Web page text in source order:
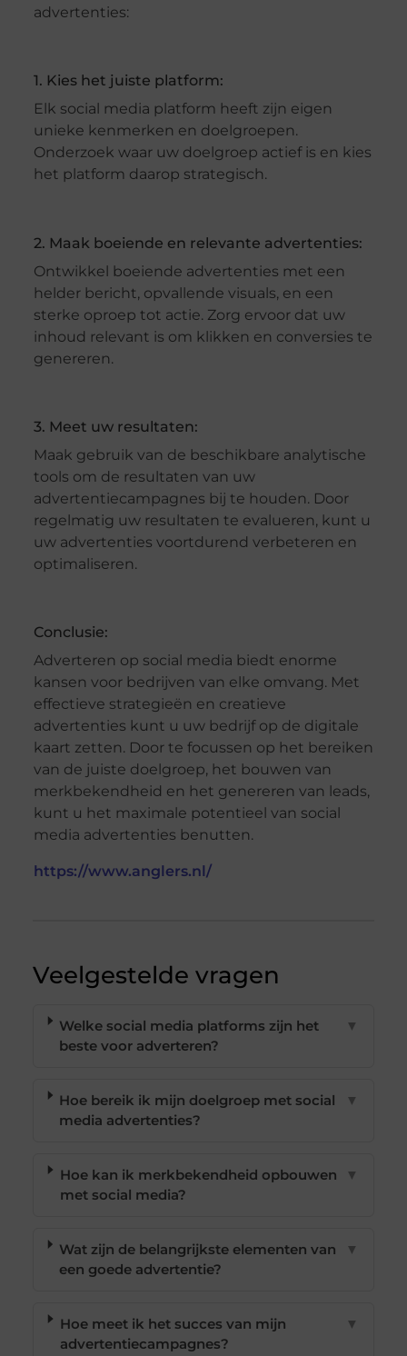
advertenties:
1. Kies het juiste platform:
Elk social media platform heeft zijn eigen
unieke kenmerken en doelgroepen.
Onderzoek waar uw doelgroep actief is en kies
het platform daarop strategisch.
2. Maak boeiende en relevante advertenties:
Ontwikkel boeiende advertenties met een
helder bericht, opvallende visuals, en een
sterke oproep tot actie. Zorg ervoor dat uw
inhoud relevant is om klikken en conversies te
genereren.
3. Meet uw resultaten:
Maak gebruik van de beschikbare analytische
tools om de resultaten van uw
advertentiecampagnes bij te houden. Door
regelmatig uw resultaten te evalueren, kunt u
uw advertenties voortdurend verbeteren en
optimaliseren.
Conclusie:
Adverteren op social media biedt enorme
kansen voor bedrijven van elke omvang. Met
effectieve strategieën en creatieve
advertenties kunt u uw bedrijf op de digitale
kaart zetten. Door te focussen op het bereiken
van de juiste doelgroep, het bouwen van
merkbekendheid en het genereren van leads,
kunt u het maximale potentieel van social
media advertenties benutten.
https://www.anglers.nl/
Veelgestelde vragen
Welke social media platforms zijn het
beste voor adverteren?
▼
Hoe bereik ik mijn doelgroep met social
media advertenties?
▼
Hoe kan ik merkbekendheid opbouwen
met social media?
▼
Wat zijn de belangrijkste elementen van
een goede advertentie?
▼
Hoe meet ik het succes van mijn
advertentiecampagnes?
▼